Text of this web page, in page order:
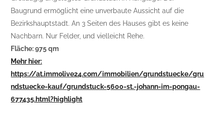
Baugrund ermöglicht eine unverbaute Aussicht auf die
Bezirkshauptstadt. An 3 Seiten des Hauses gibt es keine
Nachbarn. Nur Felder, und vielleicht Rehe.
Fläche: 975 qm
Mehr hier:
https://at.immolive24.com/immobilien/grundstuecke/gru
ndstuecke-kauf/grundstuck-5600-st.-johann-im-pongau-
677435.html?highlight